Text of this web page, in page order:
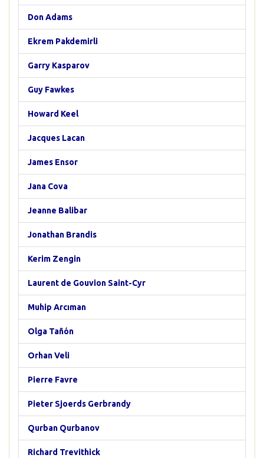
Don Adams
Ekrem Pakdemirli
Garry Kasparov
Guy Fawkes
Howard Keel
Jacques Lacan
James Ensor
Jana Cova
Jeanne Balibar
Jonathan Brandis
Kerim Zengin
Laurent de Gouvion Saint-Cyr
Muhip Arcıman
Olga Tañón
Orhan Veli
Pierre Favre
Pieter Sjoerds Gerbrandy
Qurban Qurbanov
Richard Trevithick